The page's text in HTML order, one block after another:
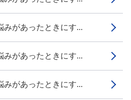
があったときにす...
があったときにす...
があったときにす...